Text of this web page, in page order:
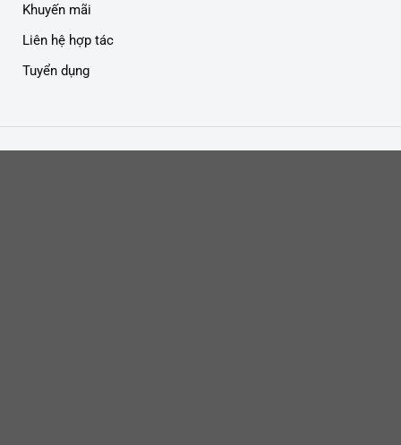
Khuyến mãi
Liên hệ hợp tác
Tuyển dụng